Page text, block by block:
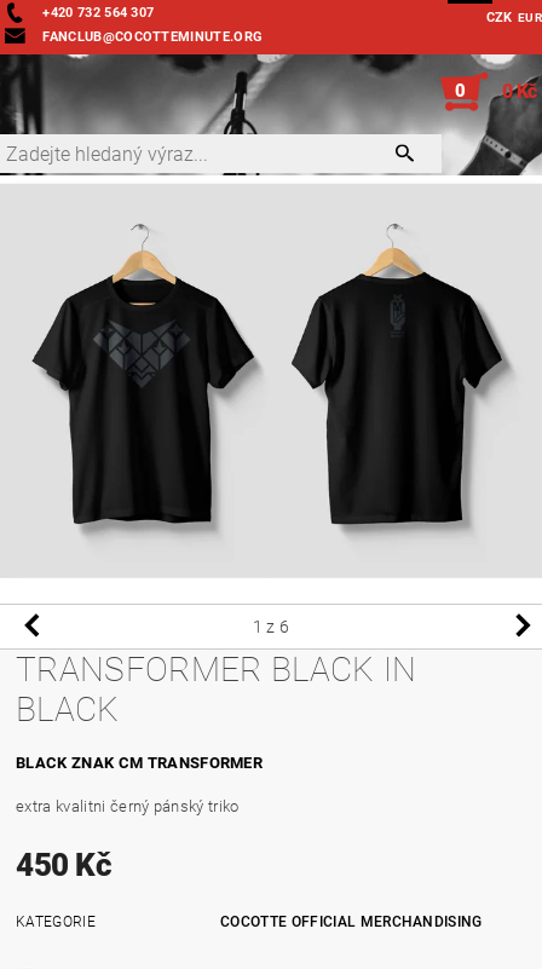
+420 732 564 307
FANCLUB@COCOTTEMINUTE.ORG
CZK EUR
0 0 Kč
1 z 6
TRANSFORMER BLACK IN
BLACK
BLACK ZNAK CM TRANSFORMER
extra kvalitni černý pánský triko
450 Kč
KATEGORIE COCOTTE OFFICIAL MERCHANDISING